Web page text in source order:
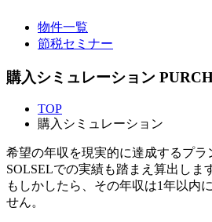
物件一覧
節税セミナー
購入シミュレーション
TOP
購入シミュレーション
希望の年収を現実的に達成するプラ
SOLSELでの実績も踏まえ算出しま
もしかしたら、その年収は1年以内
せん。